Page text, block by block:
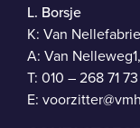
L. Borsje
K: Van
A: Van
T: 010 – 268 71 73
E: